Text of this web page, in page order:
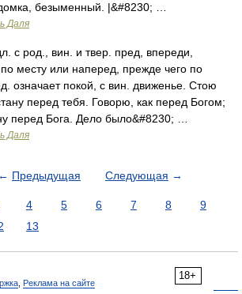
безыменный. |&#8230; …
Даля
с род., вин. и твер. пред, впереди,
месту или наперед, прежде чего по
означает покой, с вин. движенье. Стою
перед тебя. Говорю, как перед Богом;
перед Бога. Дело было&#8230; …
Даля
← Предыдущая Следующая →
4 5 6 7 8
9
13
18+
Реклама на сайте